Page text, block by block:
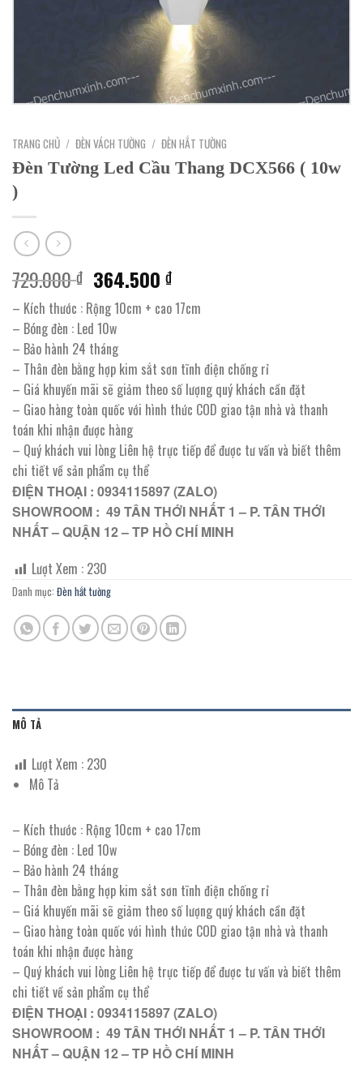
TRANG CHỦ / ĐÈN VÁCH TƯỜNG / ĐÈN HẮT TƯỜNG
Đèn Tường Led Cầu Thang DCX566 ( 10w
)
729.000₫ Giá
gốc
là:
729.000 ₫.
364.500₫Giá
hiện
tại
364.500 ₫.
– Kích thước : Rộng 10cm + cao 17cm
– Bóng đèn : Led 10w
– Bảo hành 24 tháng
– Thân đèn bằng hợp kim sắt sơn tĩnh điện chống rỉ
– Giá khuyến mãi sẽ giảm theo số lượng quý khách cần đặt
– Giao hàng toàn quốc với hình thức COD giao tận nhà và thanh
toán khi nhận được hàng
– Quý khách vui lòng Liên hệ trực tiếp để được tư vấn và biết thêm
chi tiết về sản phẩm cụ thể
ĐIỆN THOẠI : 0934115897 (ZALO)
SHOWROOM : 49 TÂN THỚI NHẤT 1 – P. TÂN THỚI
NHẤT – QUẬN 12 – TP HỒ CHÍ MINH
Lượt Xem : 230
Danh mục: Đèn hắt tường
MÔ TẢ
Lượt Xem : 230
Mô Tả
– Kích thước : Rộng 10cm + cao 17cm
– Bóng đèn : Led 10w
– Bảo hành 24 tháng
– Thân đèn bằng hợp kim sắt sơn tĩnh điện chống rỉ
– Giá khuyến mãi sẽ giảm theo số lượng quý khách cần đặt
– Giao hàng toàn quốc với hình thức COD giao tận nhà và thanh
toán khi nhận được hàng
– Quý khách vui lòng Liên hệ trực tiếp để được tư vấn và biết thêm
chi tiết về sản phẩm cụ thể
ĐIỆN THOẠI : 0934115897 (ZALO)
SHOWROOM : 49 TÂN THỚI NHẤT 1 – P. TÂN THỚI
NHẤT – QUẬN 12 – TP HỒ CHÍ MINH